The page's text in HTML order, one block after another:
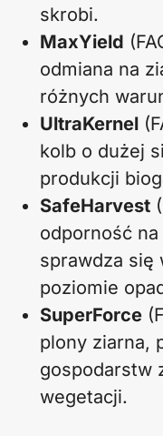
skrobi.
MaxYield
odmiana na
różnych
UltraKernel
kolb o dużej
produkcji
SafeHarvest
odporność
sprawdza się
poziomie
SuperForce
plony ziarna,
gospodarstw
wegetacji.